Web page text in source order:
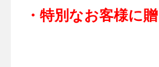
・特別なお客様に